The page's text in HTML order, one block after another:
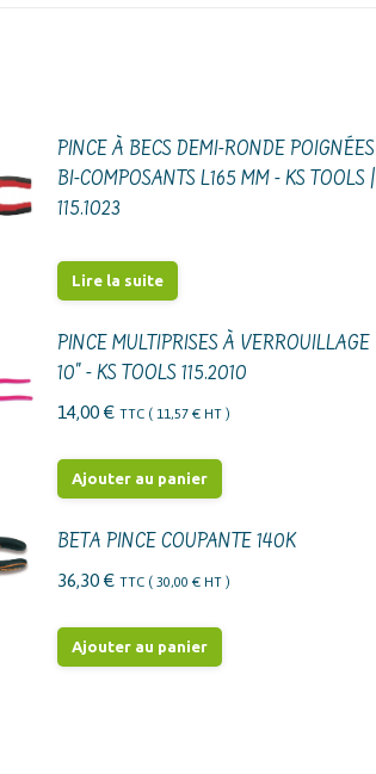
PINCE À BECS DEMI-RONDE POIGNÉES
BI-COMPOSANTS L165 MM - KS TOOLS |
115.1023
Lire la suite
PINCE MULTIPRISES À VERROUILLAGE
10" - KS TOOLS 115.2010
14,00 € TTC ( 11,57 €HT )
Ajouter au panier
BETA PINCE COUPANTE 140K
36,30 € TTC ( 30,00 €HT )
Ajouter au panier